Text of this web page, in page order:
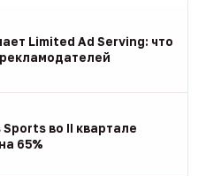
Limited Ad Serving: что
во II квартале
65%